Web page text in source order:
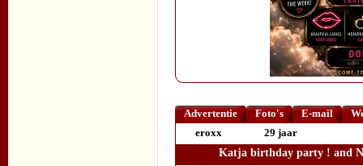
Advertentie Foto's E-mail
eroxx
29 jaar
Katja birthday party ! and